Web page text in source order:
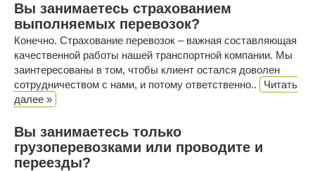
Вы занимаетесь страхованием
выполняемых перевозок?
Конечно. Страхование перевозок – важная составляющая
качественной работы нашей транспортной компании. Мы
заинтересованы в том, чтобы клиент остался доволен
сотрудничеством с нами, и потому ответственно..
Читать
далее »
Вы занимаетесь только
грузоперевозками или проводите и
переезды?